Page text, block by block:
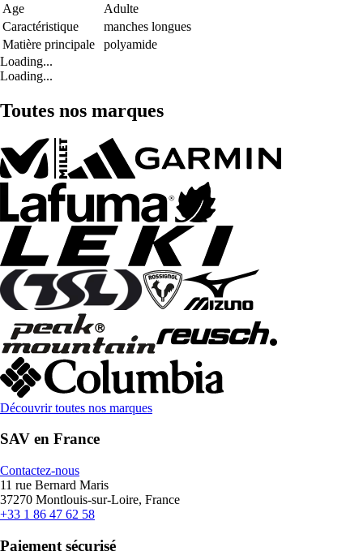
Age
Adulte
Caractéristique
manches longues
Matière principale
polyamide
Loading...
Loading...
Toutes nos marques
Découvrir toutes nos marques
SAV en France
Contactez-nous
11 rue Bernard Maris
37270 Montlouis-sur-Loire, France
+33 1 86 47 62 58
Paiement sécurisé